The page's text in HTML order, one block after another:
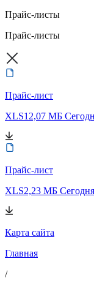
Прайс-листы
Прайс-листы
Прайс-лист
XLS12,07 МБ
Прайс-лист
XLS2,23 МБ Сегодня
Карта сайта
Главная
/